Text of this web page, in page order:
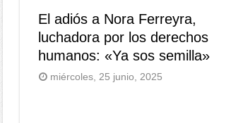
El adiós a Nora Ferreyra,
luchadora por los derechos
humanos: «Ya sos semilla»
miércoles, 25 junio, 2025